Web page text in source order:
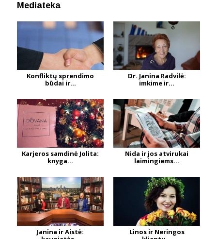
Mediateka
Konfliktų sprendimo
būdai ir...
Dr. Janina Radvilė:
imkime ir...
Karjeros samdinė Jolita:
knyga...
Nida ir jos atvirukai
laimingiems...
Janina ir Aistė:
Linos ir Neringos